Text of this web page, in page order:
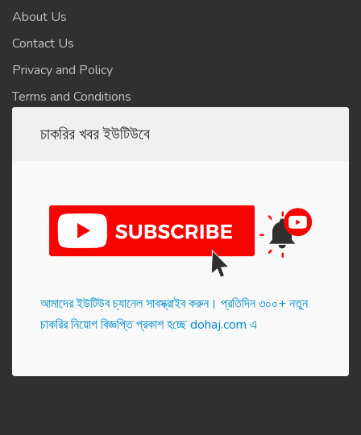
About Us
Contact Us
Privacy and Policy
Terms and Conditions
চাকরির খবর ইউটিউবে
আমাদের ইউটিউব চ্যানেল সাবস্ক্রাইব করুন। প্র‌তি‌দিন ৩০০+ নতুন
চাকরির নিয়োগ বিজ্ঞপ্তি প্রকাশ হ‌চ্ছে dohaj.com এ